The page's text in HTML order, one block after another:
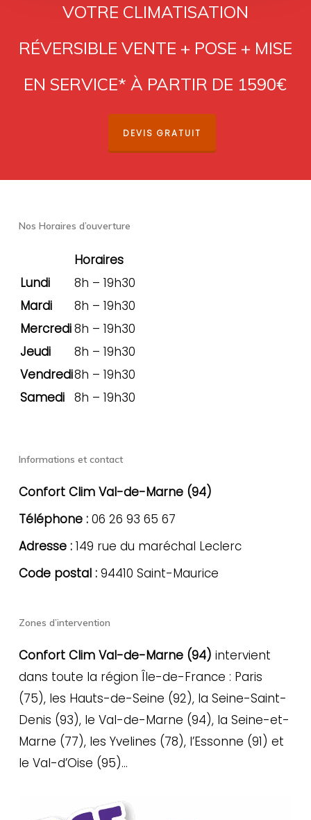
VOTRE CLIMATISATION
RÉVERSIBLE VENTE + POSE + MISE
EN SERVICE* À PARTIR DE 1590€
DEVIS GRATUIT
Nos Horaires d’ouverture
Horaires
Lundi
8h – 19h30
Mardi
8h – 19h30
Mercredi8h – 19h30
Jeudi
8h – 19h30
Vendredi8h – 19h30
Samedi 8h – 19h30
Informations et contact
Confort Clim Val-de-Marne (94)
Téléphone :06 26 93 65 67
Adresse :149 rue du maréchal Leclerc
Code postal :94410 Saint-Maurice
Zones d’intervention
Confort Clim Val-de-Marne (94) intervient
dans toute la région Île-de-France : Paris
(75), les Hauts-de-Seine (92), la Seine-Saint-
Denis (93), le Val-de-Marne (94), la Seine-et-
Marne (77), les Yvelines (78), l’Essonne (91) et
le Val-d’Oise (95)…